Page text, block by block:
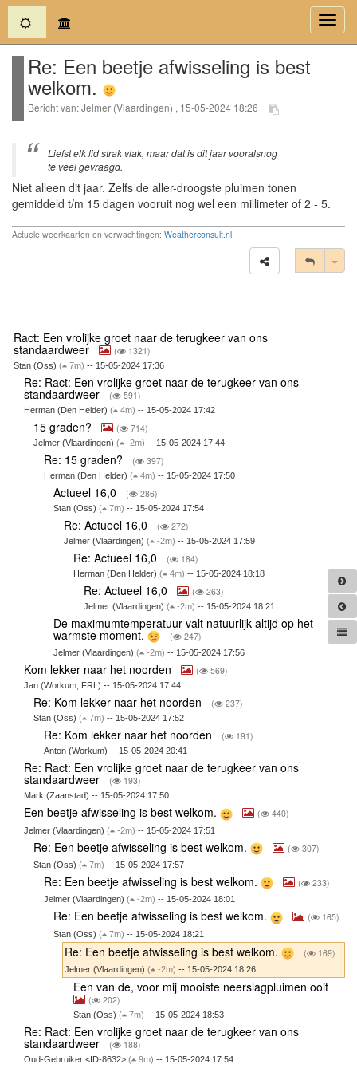
(current)
Re: Een beetje afwisseling is best
welkom.
Bericht van: Jelmer (Vlaardingen) , 15-05-2024 18:26
Liefst elk lid strak vlak, maar dat is dit jaar vooralsnog
te veel gevraagd.
Niet alleen dit jaar. Zelfs de aller-droogste pluimen tonen
gemiddeld t/m 15 dagen vooruit nog wel een millimeter of 2 - 5.
Actuele weerkaarten en verwachtingen: Weatherconsult.nl
Ract: Een vrolijke groet naar de terugkeer van ons
standaardweer ( 1321)
Stan (Oss) ( 7m) -- 15-05-2024 17:36
Re: Ract: Een vrolijke groet naar de terugkeer van ons
standaardweer ( 591)
Herman (Den Helder) ( 4m) -- 15-05-2024 17:42
15 graden? ( 714)
Jelmer (Vlaardingen)( -2m) -- 15-05-2024 17:44
Re: 15 graden? ( 397)
Herman (Den Helder) ( 4m) -- 15-05-2024 17:50
Actueel 16,0 ( 286)
Stan (Oss)( 7m) -- 15-05-2024 17:54
Re: Actueel 16,0 ( 272)
Jelmer (Vlaardingen) ( -2m) -- 15-05-2024 17:59
Re: Actueel 16,0 ( 184)
Herman (Den Helder)( 4m) -- 15-05-2024 18:18
Re: Actueel 16,0 ( 263)
Jelmer (Vlaardingen) ( -2m) -- 15-05-2024 18:21
De maximumtemperatuur valt natuurlijk altijd op het
warmste moment. ( 247)
Jelmer (Vlaardingen)( -2m) -- 15-05-2024 17:56
Kom lekker naar het noorden ( 569)
Jan (Workum, FRL) -- 15-05-2024 17:44
Re: Kom lekker naar het noorden ( 237)
Stan (Oss)( 7m) -- 15-05-2024 17:52
Re: Kom lekker naar het noorden ( 191)
Anton (Workum) -- 15-05-2024 20:41
Re: Ract: Een vrolijke groet naar de terugkeer van ons
standaardweer ( 193)
Mark (Zaanstad) -- 15-05-2024 17:50
Een beetje afwisseling is best welkom. ( 440)
Jelmer (Vlaardingen) ( -2m) -- 15-05-2024 17:51
Re: Een beetje afwisseling is best welkom. ( 307)
Stan (Oss)( 7m) -- 15-05-2024 17:57
Re: Een beetje afwisseling is best welkom. ( 233)
Jelmer (Vlaardingen) ( -2m) -- 15-05-2024 18:01
Re: Een beetje afwisseling is best welkom. ( 165)
Stan (Oss)( 7m) -- 15-05-2024 18:21
Re: Een beetje afwisseling is best welkom. ( 169)
Jelmer (Vlaardingen) ( -2m) -- 15-05-2024 18:26
Een van de, voor mij mooiste neerslagpluimen ooit
( 202)
Stan (Oss)( 7m) -- 15-05-2024 18:53
Re: Ract: Een vrolijke groet naar de terugkeer van ons
standaardweer ( 188)
Oud-Gebruiker <ID-8632> ( 9m) -- 15-05-2024 17:54